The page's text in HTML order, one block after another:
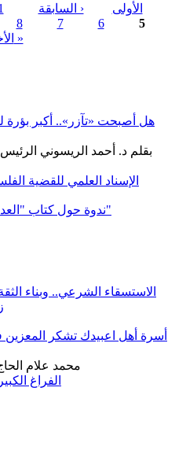
« الأولى ‹ السابقة
5
6
7
8
الأخيرة »
هل أصبحت «تآزر».. أكبر بؤرة
الإسناد العلمي للقضية
ندوة حول كتاب "العدالة الاجتماعية في الإسلام"
الاستسقاء الشرعي.. وبناء
أسرة أهل اعبيدك تشكر المعزين
الفراغ